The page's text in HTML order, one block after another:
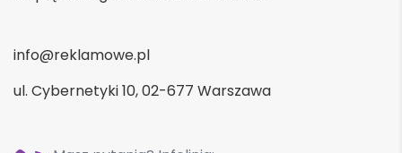
info@reklamowe.pl
ul. Cybernetyki 10, 02-677 Warszawa